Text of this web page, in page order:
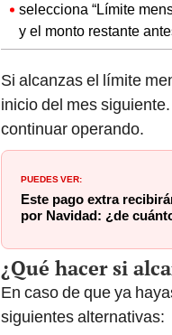
selecciona “Límite
y el monto restante
Si alcanzas el límite
inicio del mes
continuar operando.
PUEDES VER:
Este pago extra
por Navidad: ¿de
¿Qué hacer si
En caso de que ya
siguientes alternativas: